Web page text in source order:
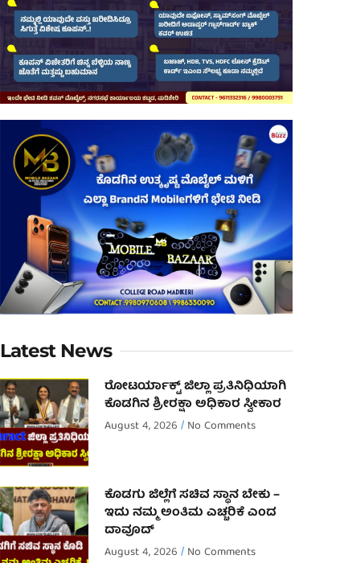
Latest News
ರೋಟರ್ಯಾಕ್ಟ್ ಜಿಲ್ಲಾ ಪ್ರತಿನಿಧಿಯಾಗಿ
ಕೊಡಗಿನ ಶ್ರೀರಕ್ಷಾ ಅಧಿಕಾರ ಸ್ವೀಕಾರ
August 4, 2026 No Comments
ಕೊಡಗು ಜಿಲ್ಲೆಗೆ ಸಚಿವ ಸ್ಥಾನ ಬೇಕು –
ಇದು ನಮ್ಮ ಅಂತಿಮ ಎಚ್ಚರಿಕೆ ಎಂದ
ದಾವೂದ್ ‌
August 4, 2026 No Comments